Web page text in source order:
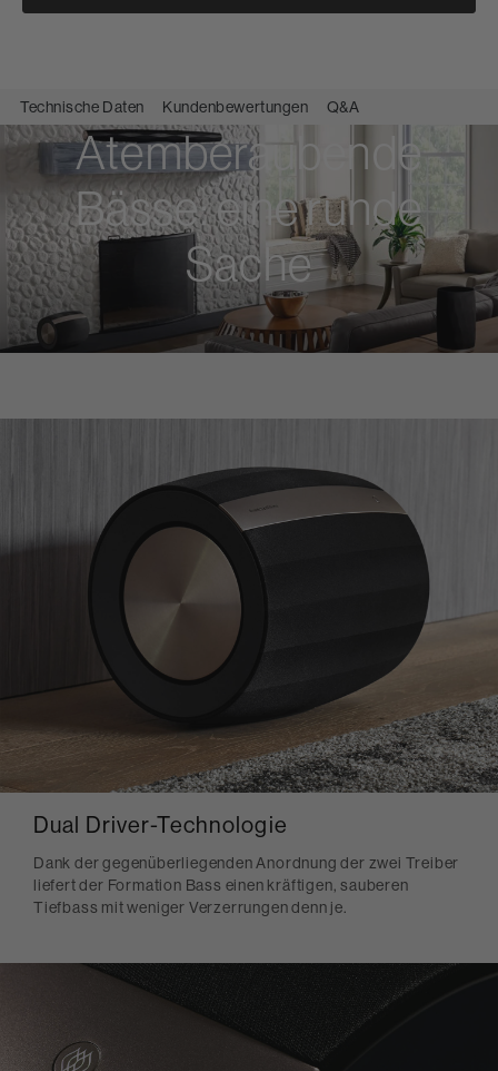
Technische Daten Kundenbewertungen Q&A
Atemberaubende
Bässe: eine runde
Sache
Dual Driver-Technologie
Dank der gegenüberliegenden Anordnung der zwei Treiber
liefert der Formation Bass einen kräftigen, sauberen
Tiefbass mit weniger Verzerrungen denn je.